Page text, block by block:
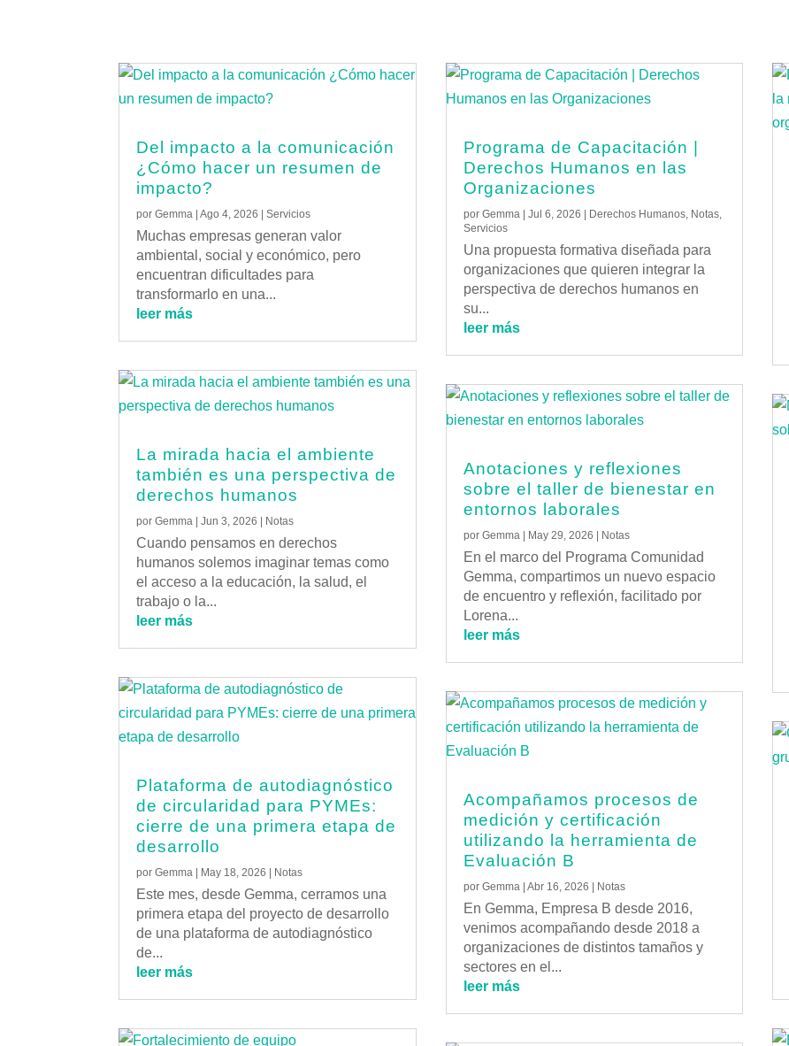
Del impacto a la comunicación
¿Cómo hacer un resumen de
impacto?
porGemma |Ago 4, 2026 |Servicios
Muchas empresas generan valor
ambiental, social y económico, pero
encuentran dificultades para
transformarlo en una...
leer más
La mirada hacia el ambiente
también es una perspectiva de
derechos humanos
porGemma |Jun 3, 2026 | Notas
Cuando pensamos en derechos
humanos solemos imaginar temas como
el acceso a la educación, la salud, el
trabajo o la...
leer más
Plataforma de autodiagnóstico
de circularidad para PYMEs:
cierre de una primera etapa de
desarrollo
porGemma May 18, 2026 Notas
Este mes, desde Gemma, cerramos una
primera etapa del proyecto de desarrollo
de una plataforma de autodiagnóstico
de...
leer más
Programa de Capacitación |
Derechos Humanos en las
Organizaciones
por Gemma | Jul 6, 2026 | Derechos Humanos, Notas,
Servicios
Una propuesta formativa diseñada para
organizaciones que quieren integrar la
perspectiva de derechos humanos en
su...
leer más
Anotaciones y reflexiones
sobre el taller de bienestar en
entornos laborales
por Gemma | May 29, 2026 | Notas
En el marco del Programa Comunidad
Gemma, compartimos un nuevo espacio
de encuentro y reflexión, facilitado por
Lorena...
leer más
Acompañamos procesos de
medición y certificación
utilizando la herramienta de
Evaluación B
por Gemma| Abr 16, 2026 Notas
En Gemma, Empresa B desde 2016,
venimos acompañando desde 2018 a
organizaciones de distintos tamaños y
sectores en el...
leer más